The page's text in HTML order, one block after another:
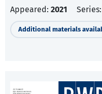
Appeared: 2021 Series:
Additional materials